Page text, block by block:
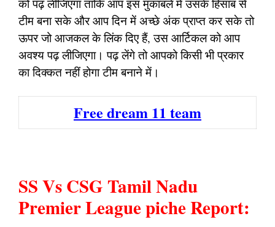
को पढ़ लीजिएगा ताकि आप इस मुकाबले में उसके हिसाब से
टीम बना सके और आप दिन में अच्छे अंक प्राप्त कर सके तो
ऊपर जो आजकल के लिंक दिए हैं, उस आर्टिकल को आप
अवश्य पढ़ लीजिएगा। पढ़ लेंगे तो आपको किसी भी प्रकार
का दिक्कत नहीं होगा टीम बनाने में।
Free dream 11 team
SS Vs CSG Tamil Nadu
Premier League piche Report: